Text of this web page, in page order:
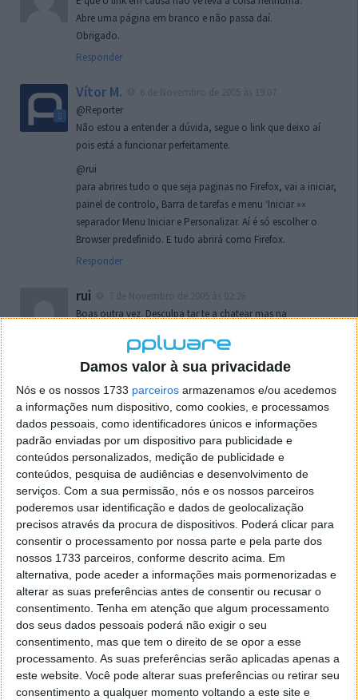
Damos valor à sua privacidade
Nós e os nossos 1733 parceiros armazenamos e/ou acedemos
a informações num dispositivo, como cookies, e processamos
dados pessoais, como identificadores únicos e informações
padrão enviadas por um dispositivo para publicidade e
conteúdos personalizados, medição de publicidade e
conteúdos, pesquisa de audiências e desenvolvimento de
serviços. Com a sua permissão, nós e os nossos parceiros
poderemos usar identificação e dados de geolocalização
precisos através da procura de dispositivos. Poderá clicar para
consentir o processamento por nossa parte e pela parte dos
nossos 1733 parceiros, conforme descrito acima. Em
alternativa, pode aceder a informações mais pormenorizadas e
alterar as suas preferências antes de consentir ou recusar o
consentimento. Tenha em atenção que algum processamento
dos seus dados pessoais poderá não exigir o seu
consentimento, mas que tem o direito de se opor a esse
processamento. As suas preferências serão aplicadas apenas a
este website. Você pode alterar suas preferências ou retirar seu
consentimento a qualquer momento voltando a este site e
Abre uma página em branco e não passa daí.
Obrigado.
Responder
Vítor M.
@Reporter
Não estou a entender a dúvida, segue o link que deixo aí
pois está a funcionar perfeitamente.
@rui
para abrires tudo o que seja paginas no Firefox, vai a iniciar,
painel de controlo, Barra de tarefas e menu ‘Iniciar »»
separador Menu Iniciar e Personalizar. Aí é só escolher o
Browser predefinido. E tudo abrirá como Firefox.
Responder
rui
Boas outra vez. Desculpa tar te a chatear mas na
o firefox como browser predefenido
de control tudo e nada. Tou a comecar a desesperar, ate ja
tentei apagar o explorer na tentativa de forçar o uso do
firefox mas em vao. Kaso te lembres de outra dica fico
agradecido, caso contrario obrigado a mesma
Responder
Vítor M.
7 de Novembro de 2005 às 01:39
@Reporter
Desculpa mas o link funciona. Seja como for segue por mail
o MSn Messenger 8.
Responder
Vítor M.
7 de Novembro de 2005 às 11:21
@Rui
Tens de encontrar o que te falei. Faz da seguinte maneira,
janela iniciar e no topo dessa janela com o botão direito do
rato faz propriedades. Depois no separador Menu ‘Iniciar’
clica no botão ‘Personalizar’ aí encontrarás no separador
geral a opção para escolheres o Browser com que queres